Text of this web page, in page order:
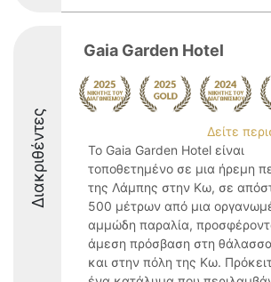
Διακριθέντες
Gaia Garden Hotel
Δείτε
Το Gaia Garden Hotel είναι
τοποθετημένο σε μια ήρεμη
της Λάμπης στην Κω, σε
500 μέτρων από μια
αμμώδη παραλία,
άμεση πρόσβαση στη
και στην πόλη της Κω.